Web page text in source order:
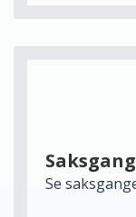
Se